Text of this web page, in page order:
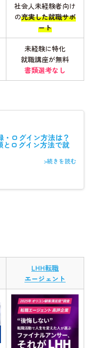
社会人未経験者向け
の充実した就職サポ
ート
未経験に特化
就職講座が無料
書類選考なし
・ログイン方法は？
とログイン方法で就
>続きを読む
LHH転職
エージェント